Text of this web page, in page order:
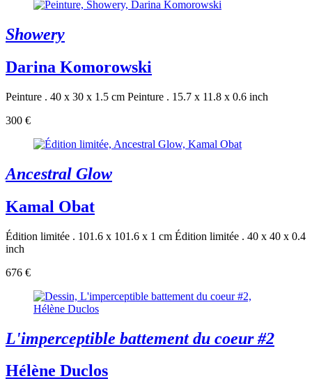
Showery
Darina Komorowski
Peinture . 40 x 30 x 1.5 cm Peinture . 15.7 x 11.8 x 0.6 inch
300 €
Ancestral Glow
Kamal Obat
Édition limitée . 101.6 x 101.6 x 1 cm Édition limitée . 40 x 40 x 0.4
inch
676 €
L'imperceptible battement du coeur #2
Hélène Duclos